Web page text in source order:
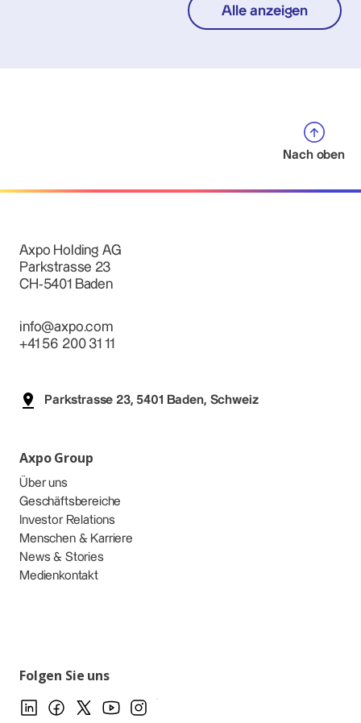
Alle anzeigen
Nach oben
Axpo Holding AG
Parkstrasse 23
CH-5401 Baden
info@axpo.com
+41 56 200 31 11
Parkstrasse 23, 5401 Baden, Schweiz
Axpo Group
Über uns
Geschäftsbereiche
Investor Relations
Menschen & Karriere
News & Stories
Medienkontakt
Folgen Sie uns